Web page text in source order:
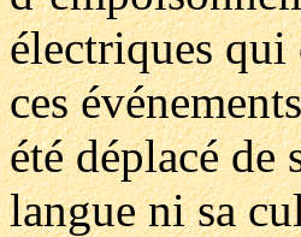
électriques qui
ces
été déplacé de
langue ni sa